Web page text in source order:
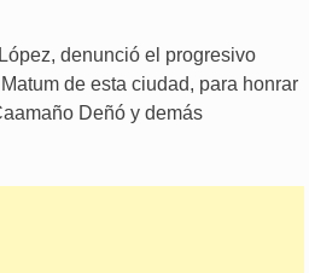
denunció el progresivo
de esta ciudad, para honrar
Deñó y demás